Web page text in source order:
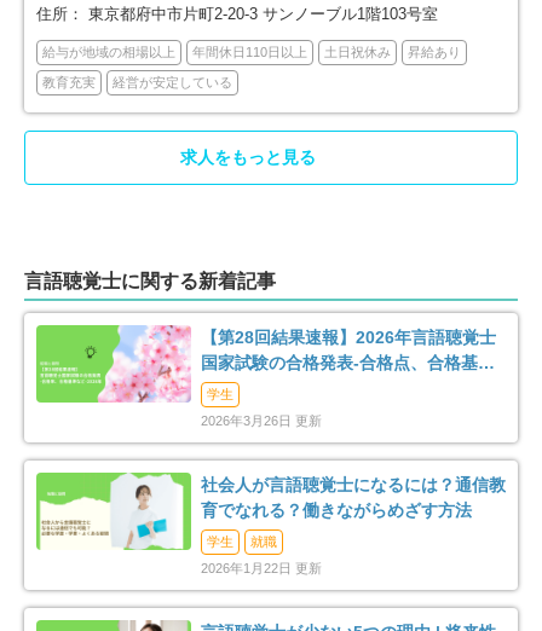
狛江市 東大和市
清瀬市 10
多摩市
西多摩郡瑞穂町 4 西多摩郡日の出町 8
西多摩郡檜原村 1
住所： 東京都府中市片町2-20-3 サンノーブル1階103号室
給与が地域の相場以上 年間休日110日以上 土日祝休み 昇給あり
教育充実 経営が安定している
求人をもっと見る
言語聴覚士に関する新着記事
【第28回結果速報】2026年言語聴覚士
国家試験の合格発表-合格点、合格基
準、合格率など-
学生
2026年3月26日 更新
社会人が言語聴覚士になるには？通信教
育でなれる？働きながらめざす方法
学生
就職
2026年1月22日 更新